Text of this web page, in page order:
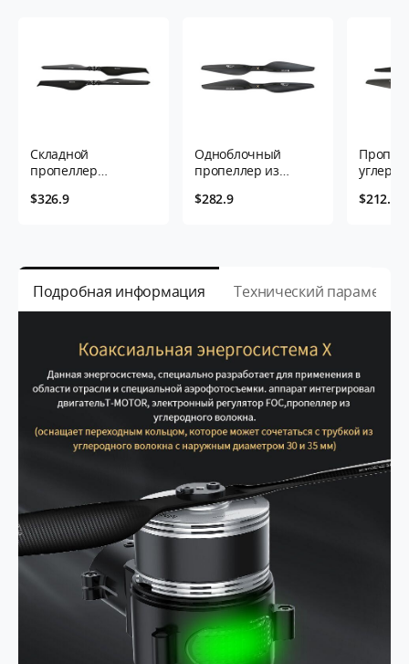
Складной
пропеллер
листа/пара
$326.9
Одноблочный
пропеллер из
волокна G26*8.5
$282.9
дюйма-
$212.9
Подробная информация Технический параметр